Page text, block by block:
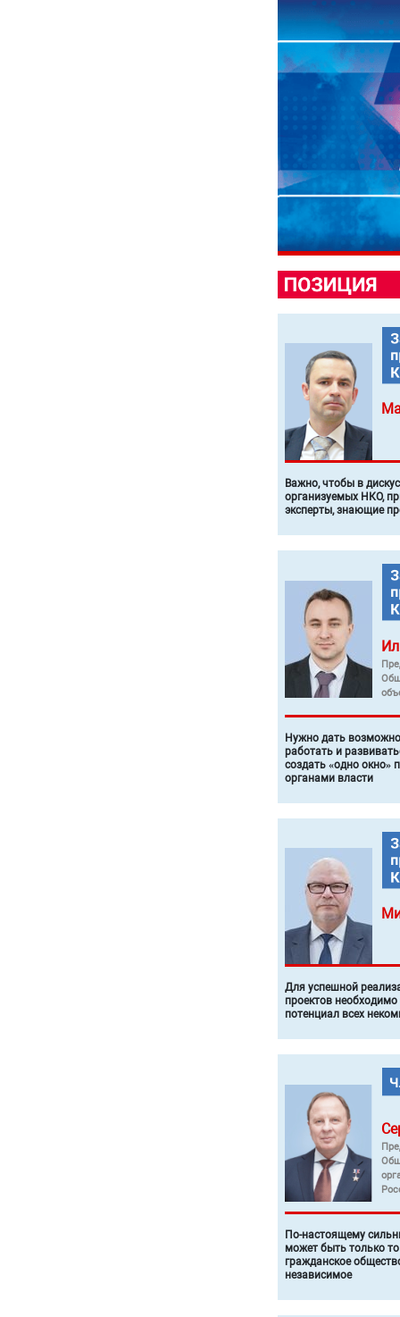
Важно, чтобы в
организуемых НКО,
эксперты, знающие
Нужно дать
работать и
создать «одно окно»
органами власти
Для успешной
проектов
потенциал всех
По-настоящему
может быть только
гражданское
независимое